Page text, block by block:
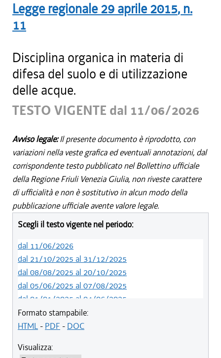
Legge regionale 29 aprile 2015, n.
11
Disciplina organica in materia di
difesa del suolo e di utilizzazione
delle acque.
TESTO VIGENTE dal 11/06/2026
Avviso legale:Il presente documento è riprodotto, con
variazioni nella veste grafica ed eventuali annotazioni, dal
corrispondente testo pubblicato nel Bollettino ufficiale
della Regione Friuli Venezia Giulia, non riveste carattere
di ufficialità e non è sostitutivo in alcun modo della
pubblicazione ufficiale avente valore legale.
Scegli il testo vigente nel periodo:
dal 11/06/2026
dal 21/10/2025 al 31/12/2025
dal 08/08/2025 al 20/10/2025
dal 05/06/2025 al 07/08/2025
dal 01/01/2025 al 04/06/2025
dal 27/10/2024 al 31/12/2024
dal 01/01/2024 al 26/10/2024
dal 01/01/2023 al 06/03/2023
Formato stampabile:
HTML- PDF - DOC
Visualizza: